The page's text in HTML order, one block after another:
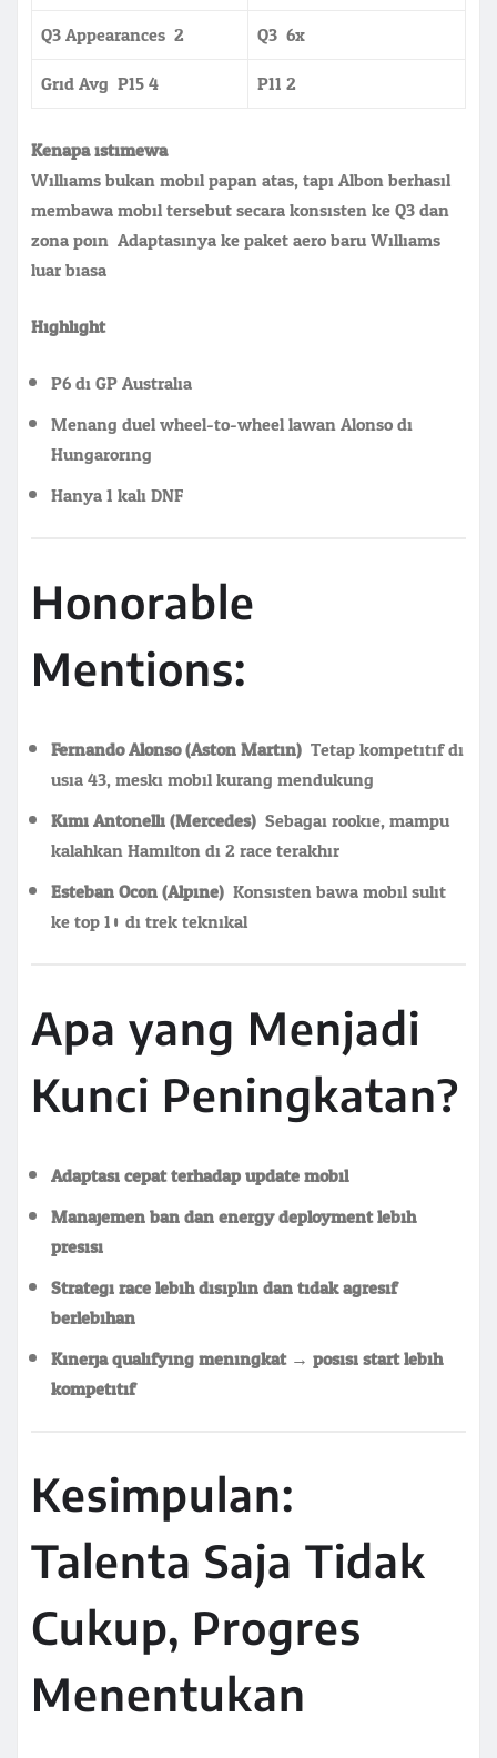
Q3 Appearances: 2
Q3: 6x
Grid Avg: P15.4
P11.2
Kenapa istimewa:
Williams bukan mobil papan atas, tapi Albon berhasil
membawa mobil tersebut secara konsisten ke Q3 dan
zona poin. Adaptasinya ke paket aero baru Williams
luar biasa.
Highlight:
P6 di GP Australia
Menang duel wheel-to-wheel lawan Alonso di
Hungaroring
Hanya 1 kali DNF
Honorable
Mentions:
Fernando Alonso (Aston Martin): Tetap kompetitif di
usia 43, meski mobil kurang mendukung
Kimi Antonelli (Mercedes): Sebagai rookie, mampu
kalahkan Hamilton di 2 race terakhir
Esteban Ocon (Alpine): Konsisten bawa mobil sulit
ke top 10 di trek teknikal
Apa yang Menjadi
Kunci Peningkatan?
Adaptasi cepat terhadap update mobil
Manajemen ban dan energy deployment lebih
presisi
Strategi race lebih disiplin dan tidak agresif
berlebihan
Kinerja qualifying meningkat → posisi start lebih
kompetitif
Kesimpulan:
Talenta Saja Tidak
Cukup, Progres
Menentukan